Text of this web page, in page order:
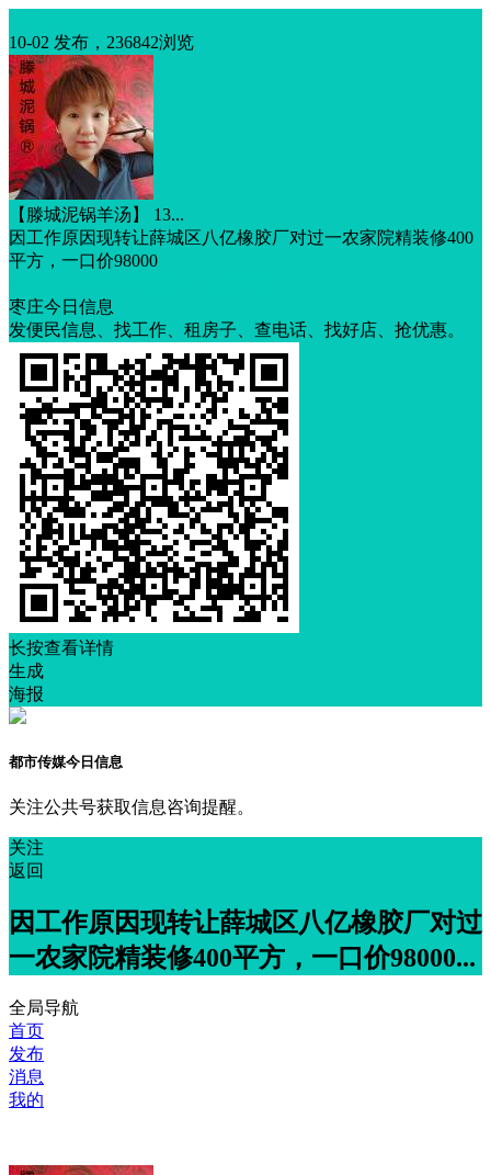
10-02 发布，236842浏览
【滕城泥锅羊汤】 13...
因工作原因现转让薛城区八亿橡胶厂对过一农家院精装修400
平方，一口价98000
枣庄今日信息
发便民信息、找工作、租房子、查电话、找好店、抢优惠。
长按查看详情
生成
海报
都市传媒今日信息
关注公共号获取信息咨询提醒。
关注
返回
因工作原因现转让薛城区八亿橡胶厂对过
一农家院精装修400平方，一口价98000...
全局导航
首页
发布
消息
我的